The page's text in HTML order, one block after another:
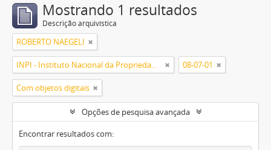
Mostrando 1 resultados
Descrição arquivística
ROBERTO NAEGELI
INPI - Instituto Nacional da Propriedade Industrial 08-07-01
Com objetos digitais
Opções de pesquisa avançada
Encontrar resultados com: